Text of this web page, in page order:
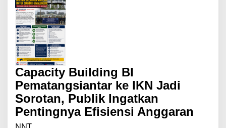
Capacity Building BI
Pematangsiantar ke IKN Jadi
Sorotan, Publik Ingatkan
Pentingnya Efisiensi Anggaran